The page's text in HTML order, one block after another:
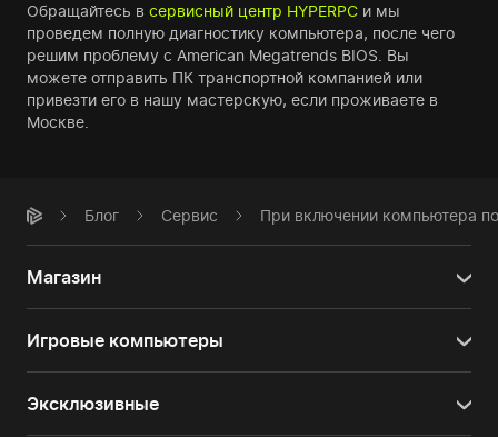
Обращайтесь в сервисный центр HYPERPC и мы
проведем полную диагностику компьютера, после чего
решим проблему с American Megatrends BIOS. Вы
можете отправить ПК транспортной компанией или
привезти его в нашу мастерскую, если проживаете в
Москве.
Блог Сервис При включении компьютера
Магазин
Игровые компьютеры
Эксклюзивные